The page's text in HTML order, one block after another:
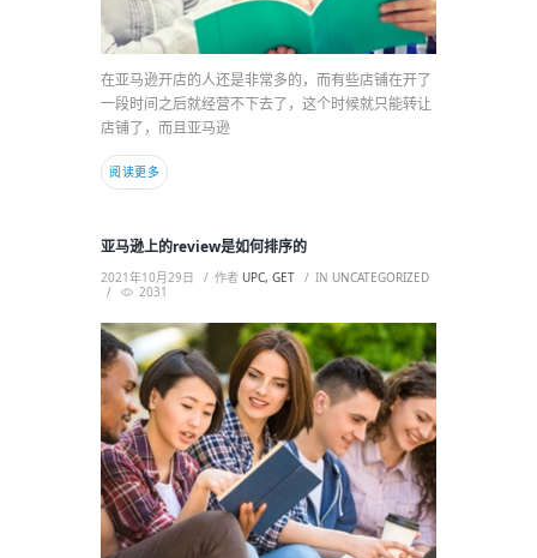
在亚马逊开店的人还是非常多的，而有些店铺在开了
一段时间之后就经营不下去了，这个时候就只能转让
店铺了，而且亚马逊
阅读更多
亚马逊上的review是如何排序的
2021年10月29日 作者 UPC, GET IN UNCATEGORIZED
2031